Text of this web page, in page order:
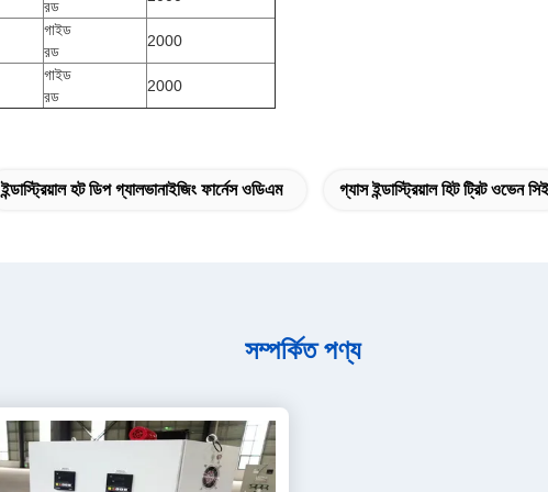
রড
গাইড
রড
2000
গাইড
রড
2000
ইন্ডাস্ট্রিয়াল হট ডিপ গ্যালভানাইজিং ফার্নেস ওডিএম গ্যাস ইন্ডাস্ট্রিয়াল হিট ট্রিট ওভেন সিই
সম্পর্কিত পণ্য